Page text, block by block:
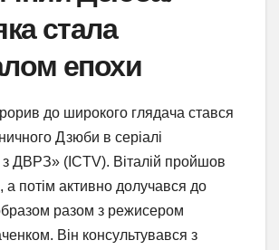
стала
епохи
до широкого глядача стався
Дзюби в серіалі
з ДВРЗ» (ICTV). Віталій пройшов
а потім активно долучався до
разом з режисером
Він консультувався з